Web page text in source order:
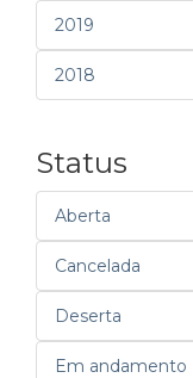
2019
2018
Status
Aberta
Cancelada
Deserta
Em andamento